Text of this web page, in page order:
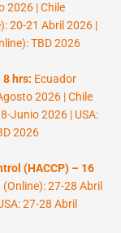
2026 | Chile
20-21 Abril 2026 |
TBD 2026
8 hrs: Ecuador
2026 | Chile
Junio 2026 | USA:
2026
(HACCP) – 16
27-28 Abril
27-28 Abril